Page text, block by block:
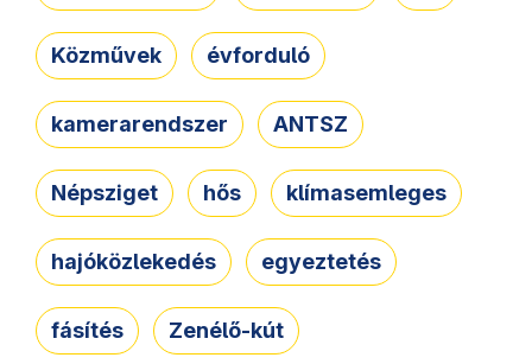
Közművek évforduló
kamerarendszer ANTSZ
Népsziget hős klímasemleges
hajóközlekedés egyeztetés
fásítés Zenélő-kút